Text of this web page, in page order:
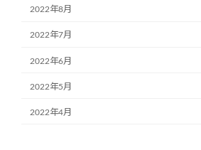
2022年8月
2022年7月
2022年6月
2022年5月
2022年4月